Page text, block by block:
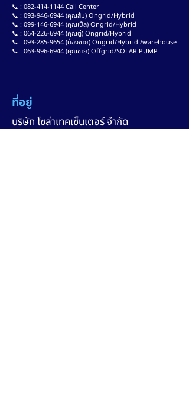
📞 : 082-414-1144Call Center
📞 : 093-946-6944 (คุณส้ม) Ongrid/Hybrid
📞 : 099-146-6944 (คุณเปิ้ล) Ongrid/Hybrid
📞 : 064-226-6944 (คุณตู่) Ongrid/Hybrid
📞 : 093-285-9654 (น้องชาย) Ongrid/Hybrid /warehouse
📞 : 063-996-6944 (คุณชาย) Offgrid/SOLAR PUMP
ที่อยู่
บริษัท โซล่าเทคเซ็นเตอร์ จำกัด